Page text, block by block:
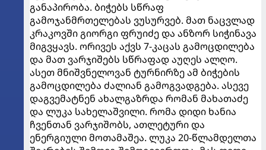
განაპირობა. ბიჭებს სწრაფ
გამოჯანმრთელებას ვუსურვებ. მათ ნაცვლად
კრაკოვში გიორგი ფრუიძე და ანზორ სიჭინავა
მიგვყავს. ორივეს აქვს 7-კაცას გამოცდილება
და მათ ვარჯიშებს სწრაფად აუღეს ალღო.
ასეთ მნიშვნელოვან ტურნირზე ამ ბიჭების
გამოცდილება ძალიან გამოგვადგება. ასევე
დაგვემატნენ ახალგაზრდა რომან მახათაძე
და ლუკა სახელაშვილი. რომა დიდი ხანია
ჩვენთან ვარჯიშობს, ათლეტური და
ენერგიული მოთამაშეა. ლუკა 20-წლამდელთა